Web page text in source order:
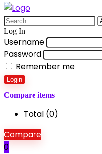
Search
for:
Log In
Username
Password
Remember me
Login
Compare items
Total (0)
Compare
0